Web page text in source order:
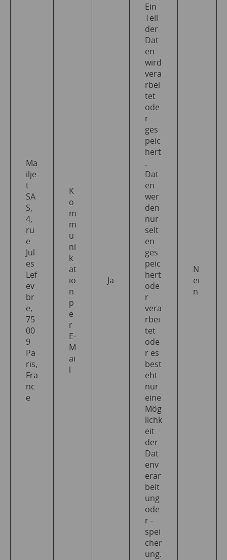
Ma
ilje
t
SA
S,
4,
ru
e
Jul
es
Lef
ev
br
e,
75
00
9
Pa
ris,
Fra
nc
e
K
o
m
m
u
ni
k
at
io
n
p
e
r
E-
M
ai
l
Ja
Ein
Teil
der
Dat
en
wird
vera
rbei
tet
ode
r
ges
peic
hert
.
Dat
en
wer
den
nur
selt
en
ges
peic
hert
ode
r
vera
rbei
tet
ode
r es
best
eht
nur
eine
Mög
lichk
eit
der
Dat
env
erar
beit
ung
ode
r -
spei
cher
ung.
N
ei
n